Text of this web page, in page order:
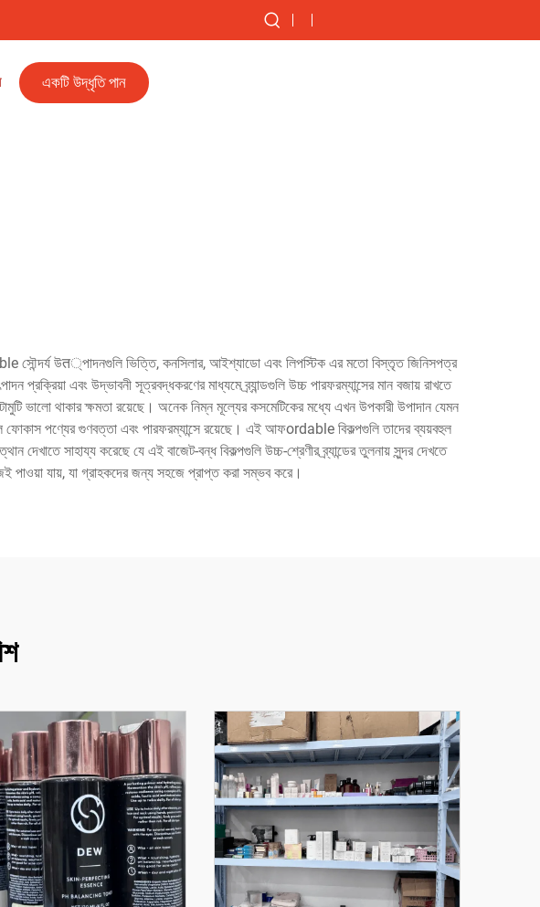
একটি উদ্ধৃতি পান
সৌন্দর্য উत্পাদনগুলি ভিত্তি, কনসিলার, আইশ্যাডো এবং লিপস্টিক এর মতো বিস্তৃত জিনিসপত্র
এবং উদ্ভাবনী সূত্রবদ্ধকরণের মাধ্যমে ব্র্যান্ডগুলি উচ্চ পারফরম্যান্সের মান বজায় রাখতে
ভালো থাকার ক্ষমতা রয়েছে। অনেক নিম্ন মূল্যের কসমেটিকের মধ্যে এখন উপকারী উপাদান যেমন
ফোকাস পণ্যের গুণবত্তা এবং পারফরম্যান্সে রয়েছে। এই আফordable বিকল্পগুলি তাদের ব্যয়বহুল
দেখাতে সাহায্য করেছে যে এই বাজেট-বন্ধ বিকল্পগুলি উচ্চ-শ্রেণীর ব্র্যান্ডের তুলনায় সুন্দর দেখতে
পাওয়া যায়, যা গ্রাহকদের জন্য সহজে প্রাপ্ত করা সম্ভব করে।